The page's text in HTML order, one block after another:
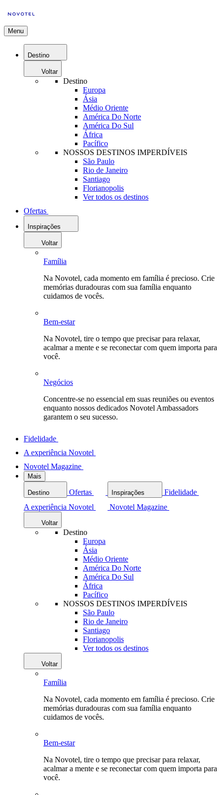
Menu
Destino
Voltar
Destino
Europa
Ásia
Médio Oriente
América Do Norte
América Do Sul
África
Pacífico
NOSSOS DESTINOS IMPERDÍVEIS
São Paulo
Rio de Janeiro
Santiago
Florianopolis
Ver todos os destinos
Ofertas
Inspirações
Voltar
Família
Na Novotel, cada momento em família é precioso. Crie
memórias duradouras com sua família enquanto
cuidamos de vocês.
Bem-estar
Na Novotel, tire o tempo que precisar para relaxar,
acalmar a mente e se reconectar com quem importa para
você.
Negócios
Concentre-se no essencial em suas reuniões ou eventos
enquanto nossos dedicados Novotel Ambassadors
garantem o seu sucesso.
Fidelidade
A experiência Novotel
Novotel Magazine
Mais
Destino Ofertas Inspirações
Fidelidade
A experiência Novotel
Novotel Magazine
Voltar
Destino
Europa
Ásia
Médio Oriente
América Do Norte
América Do Sul
África
Pacífico
NOSSOS DESTINOS IMPERDÍVEIS
São Paulo
Rio de Janeiro
Santiago
Florianopolis
Ver todos os destinos
Voltar
Família
Na Novotel, cada momento em família é precioso. Crie
memórias duradouras com sua família enquanto
cuidamos de vocês.
Bem-estar
Na Novotel, tire o tempo que precisar para relaxar,
acalmar a mente e se reconectar com quem importa para
você.